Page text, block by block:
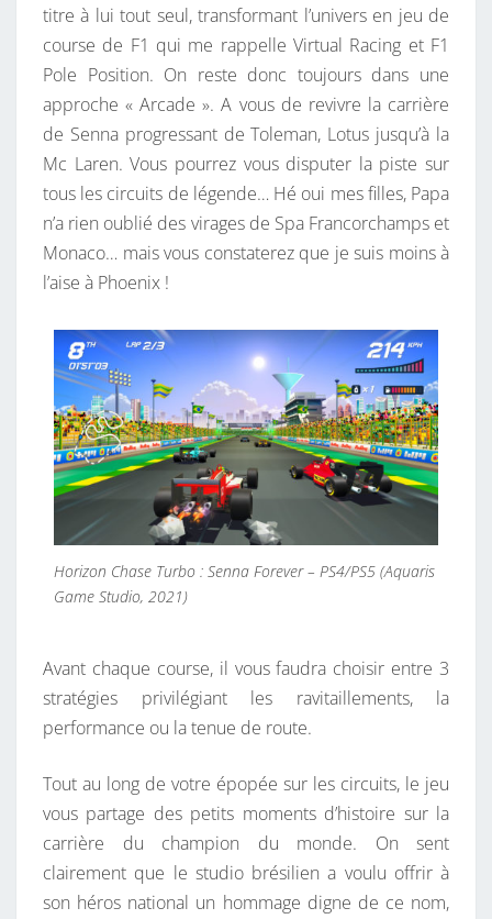
titre à lui tout seul, transformant l’univers en jeu de
course de F1 qui me rappelle Virtual Racing et F1
Pole Position. On reste donc toujours dans une
approche « Arcade ». A vous de revivre la carrière
de Senna progressant de Toleman, Lotus jusqu’à la
Mc Laren. Vous pourrez vous disputer la piste sur
tous les circuits de légende… Hé oui mes filles, Papa
n’a rien oublié des virages de Spa Francorchamps et
Monaco… mais vous constaterez que je suis moins à
l’aise à Phoenix !
Horizon Chase Turbo : Senna Forever – PS4/PS5 (Aquaris
Game Studio, 2021)
Avant chaque course, il vous faudra choisir entre 3
stratégies privilégiant les ravitaillements, la
performance ou la tenue de route.
Tout au long de votre épopée sur les circuits, le jeu
vous partage des petits moments d’histoire sur la
carrière du champion du monde. On sent
clairement que le studio brésilien a voulu offrir à
son héros national un hommage digne de ce nom,